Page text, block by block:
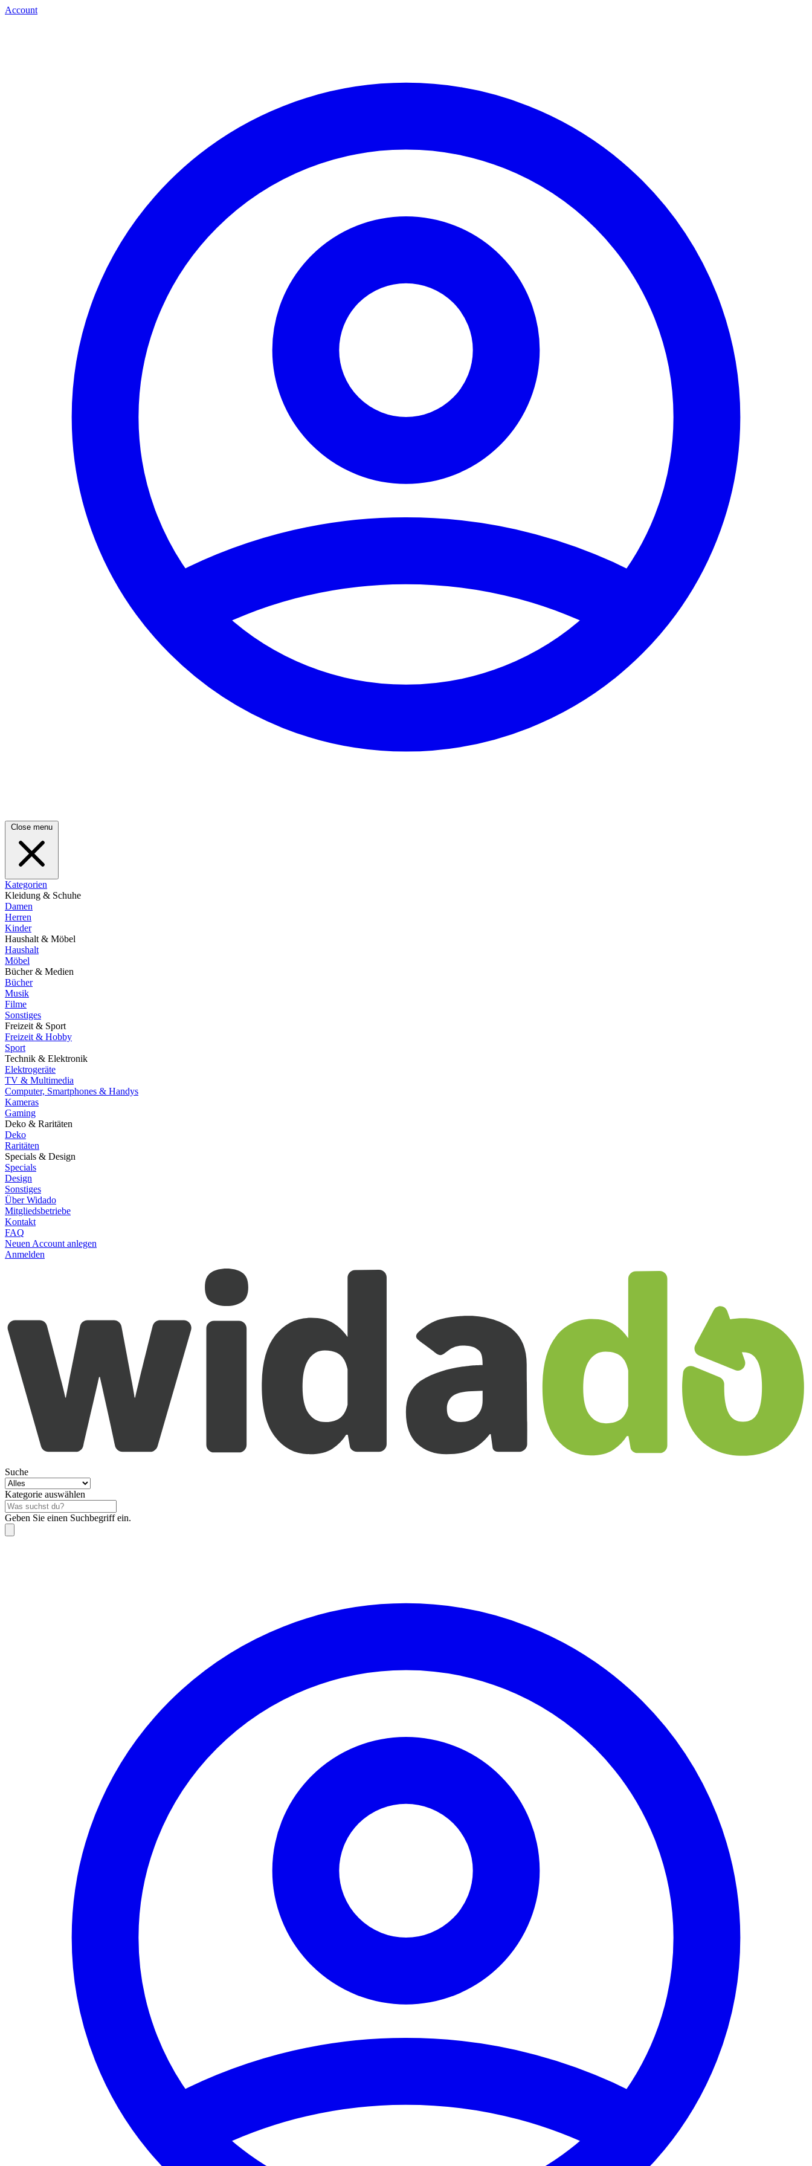
Account
Close menu
Kategorien
Kleidung & Schuhe
Damen
Herren
Kinder
Haushalt & Möbel
Haushalt
Möbel
Bücher & Medien
Bücher
Musik
Filme
Sonstiges
Freizeit & Sport
Freizeit & Hobby
Sport
Technik & Elektronik
Elektrogeräte
TV & Multimedia
Computer, Smartphones & Handys
Kameras
Gaming
Deko & Raritäten
Deko
Raritäten
Specials & Design
Specials
Design
Sonstiges
Über Widado
Mitgliedsbetriebe
Kontakt
FAQ
Neuen Account anlegen
Anmelden
Suche
Kategorie auswählen
Geben Sie einen Suchbegriff ein.